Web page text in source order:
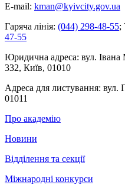
E-mail: kman@kyivcity.gov.ua
Гаряча лінія: (044) 298-48-55;
47-55
Юридична адреса: вул.
332, Київ, 01010
Адреса для листування: вул.
01011
Про академію
Новини
Відділення та секції
Міжнародні конкурси